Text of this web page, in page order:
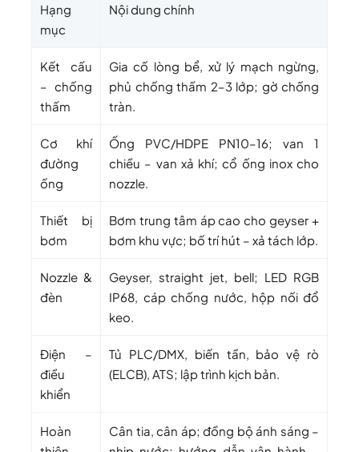
Hạng
mục
Nội dung chính
Kết cấu
– chống
thấm
Gia cố lòng bể, xử lý mạch ngừng,
phủ chống thấm 2–3 lớp; gờ chống
tràn.
Cơ khí
đường
ống
Ống PVC/HDPE PN10–16; van 1
chiều – van xả khí; cổ ống inox cho
nozzle.
Thiết bị
bơm
Bơm trung tâm áp cao cho geyser +
bơm khu vực; bố trí hút – xả tách lớp.
Nozzle &
đèn
Geyser, straight jet, bell; LED RGB
IP68, cáp chống nước, hộp nối đổ
keo.
Điện –
điều
khiển
Tủ PLC/DMX, biến tần, bảo vệ rò
(ELCB), ATS; lập trình kịch bản.
Hoàn
Cân tia, cân áp; đồng bộ ánh sáng –